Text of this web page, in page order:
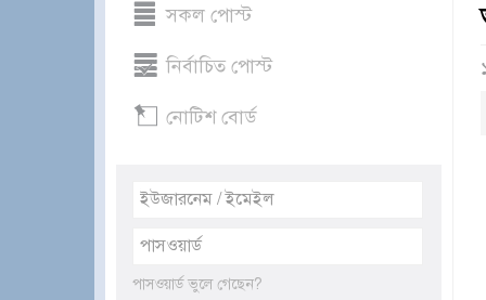
সকল পোস্ট
নির্বাচিত পোস্ট
নোটিশ বোর্ড
পাসওয়ার্ড ভুলে গেছেন?